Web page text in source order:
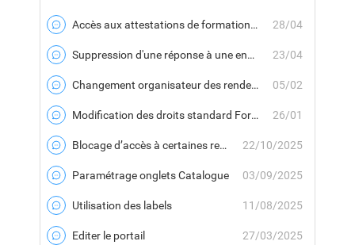
Forum
Accès aux attestations de formations expirées 28/04
Forum
Suppression d'une réponse à une enquête 23/04
Forum
Changement organisateur des rendez-vous Outlook de session de formation 05/02
Forum
Modification des droits standard Formateur 26/01
Forum
Blocage d’accès à certaines ressources intégrées 22/10/2025
Forum
Paramétrage onglets Catalogue 03/09/2025
Forum
Utilisation des labels 11/08/2025
Editer le portail 27/03/2025